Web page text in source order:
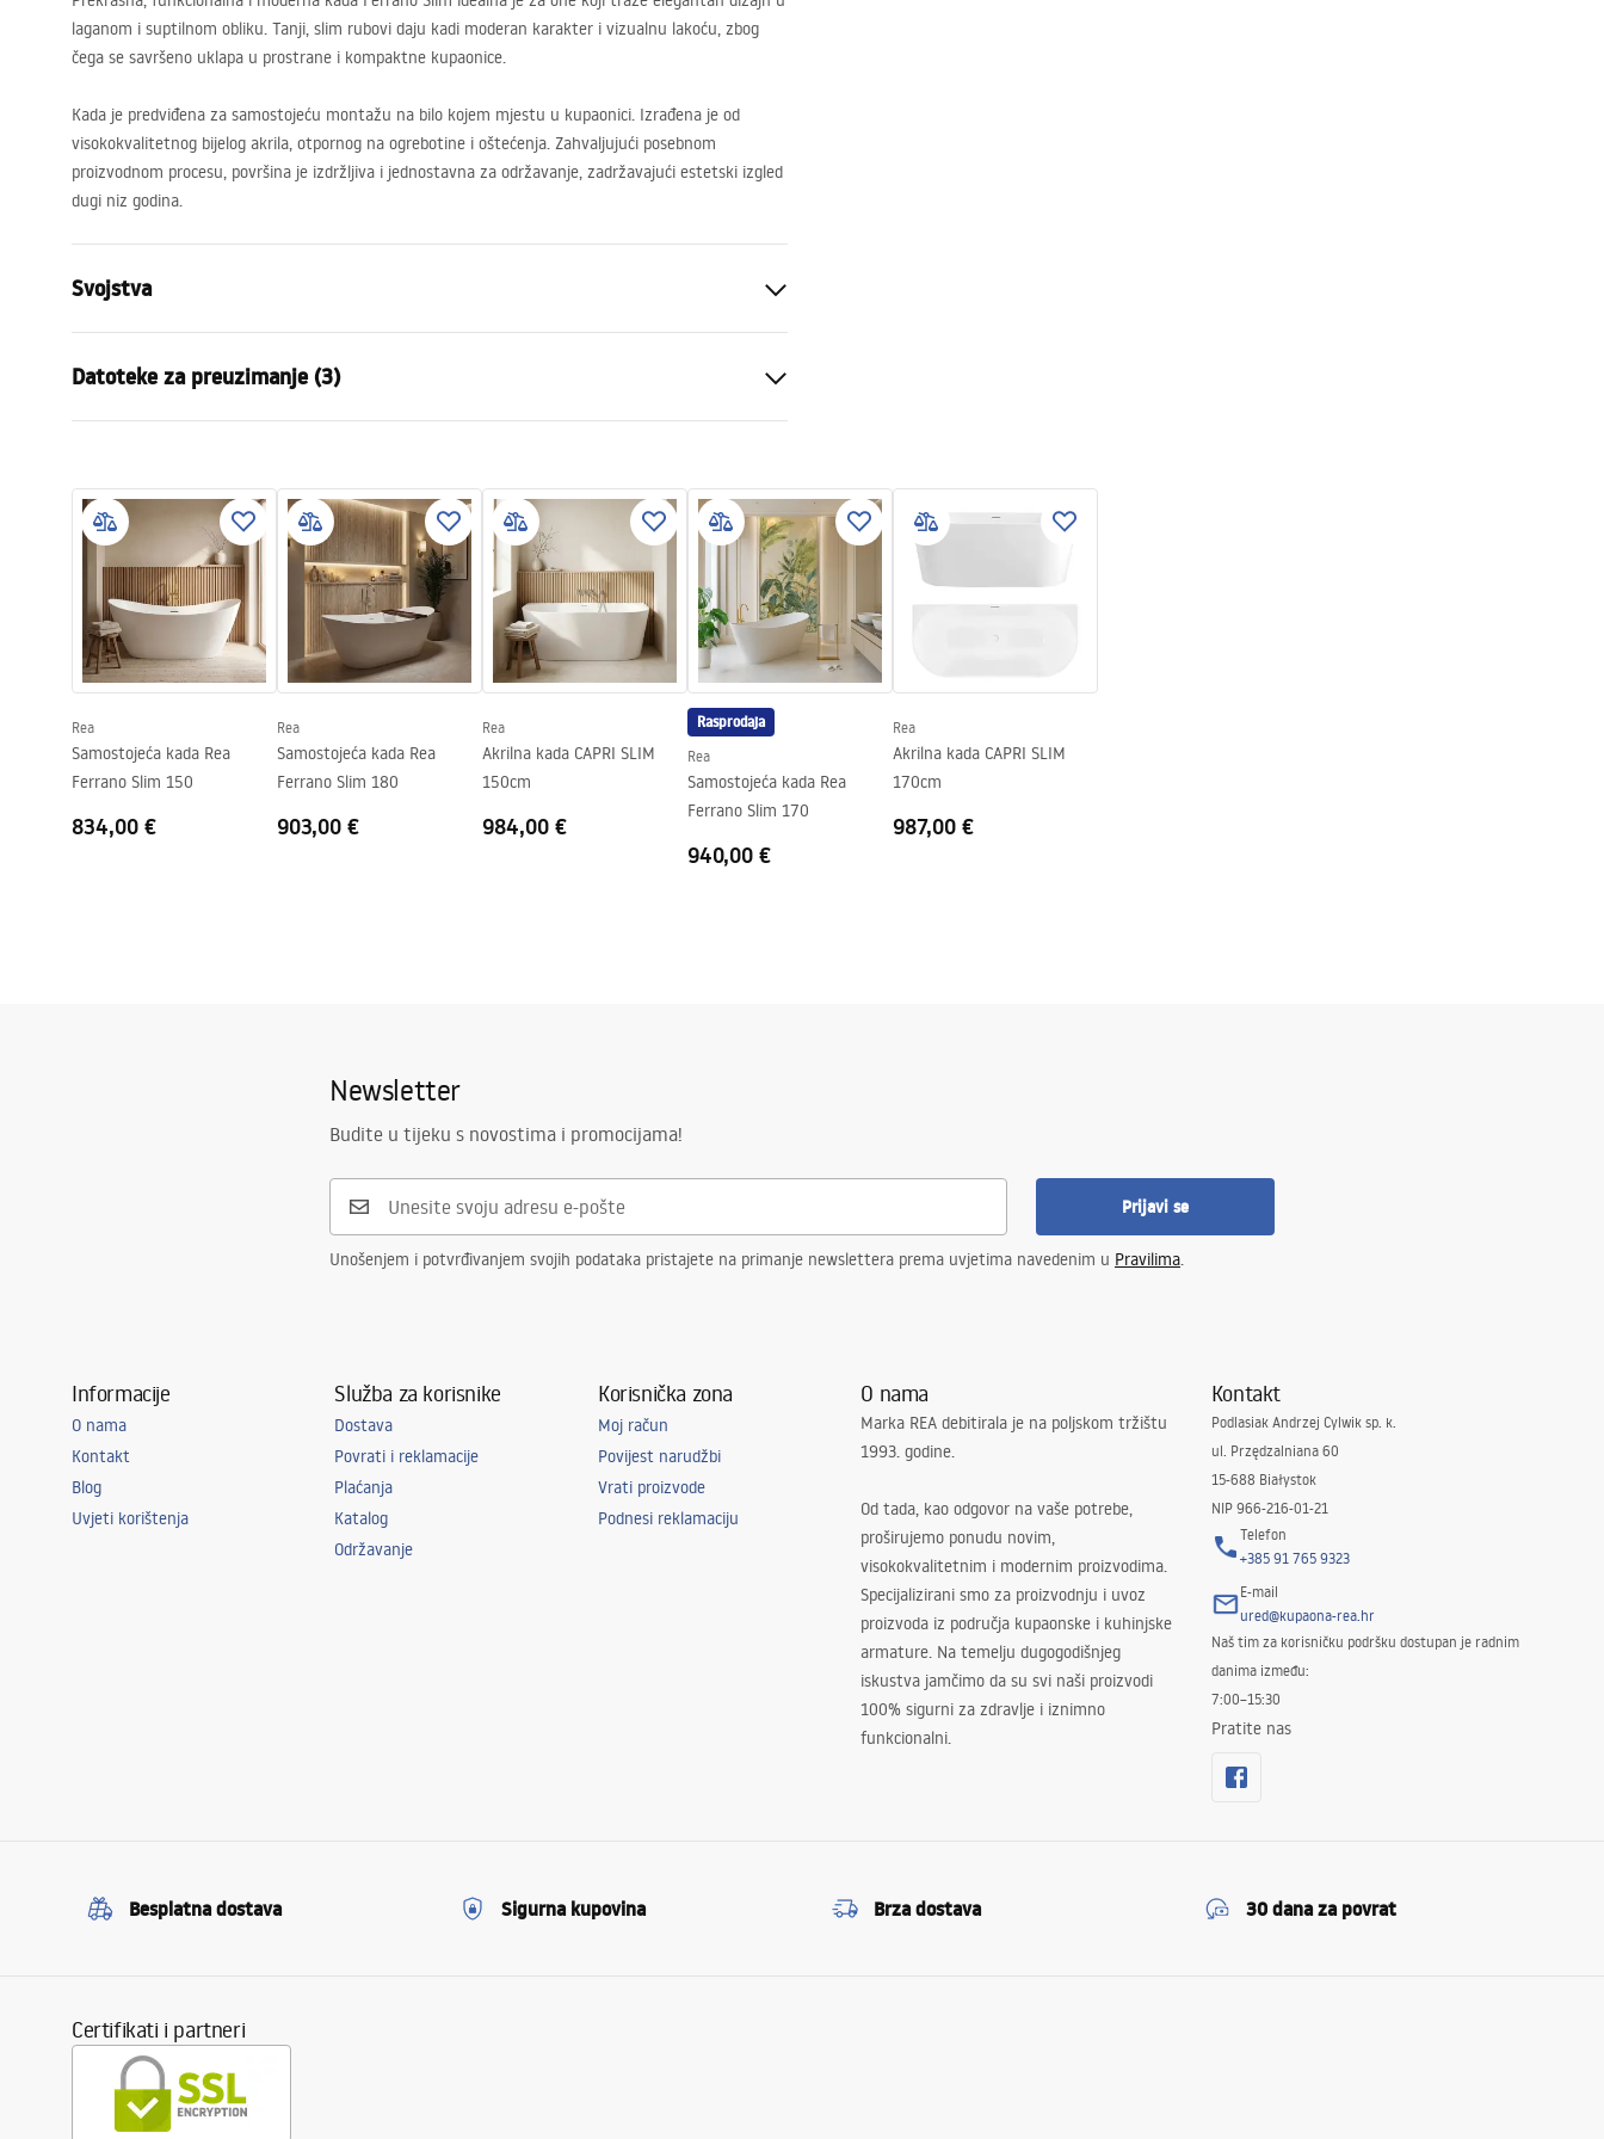
laganom i suptilnom obliku. Tanji, slim rubovi daju kadi moderan karakter i vizualnu lakoću, zbog
čega se savršeno uklapa u prostrane i kompaktne kupaonice.
Kada je predviđena za samostojeću montažu na bilo kojem mjestu u kupaonici. Izrađena je od
visokokvalitetnog bijelog akrila, otpornog na ogrebotine i oštećenja. Zahvaljujući posebnom
proizvodnom procesu, površina je izdržljiva i jednostavna za održavanje, zadržavajući estetski izgled
dugi niz godina.
Svojstva
Boja
Materijal
Akril
Širina
760
mm
Visina
760
mm
Strana ugradnje
Univerzalna
Čep i sifon uključeni
Jamstvo
24 mjeseca
Datoteke za preuzimanje (3)
Instrukcja_wanien_wolnostoj__cyc
WARUNKI_BEZPIECZENSTWA_WAN
NY.pdf
Jamstveni uvjeti
Warranty_Terms_and_Conditions_
Bathtubs.pdf
Rea
Samostojeća kada Rea
Ferrano Slim 150
834,00 €
Rea
Samostojeća kada Rea
Ferrano Slim 180
903,00 €
Rea
Akrilna kada CAPRI SLIM
150cm
984,00 €
Rasprodaja
Rea
Samostojeća kada Rea
Ferrano Slim 170
940,00 €
Rea
Akrilna kada CAPRI SLIM
170cm
987,00 €
Newsletter
Budite u tijeku s novostima i promocijama!
Prijavi se
Unošenjem i potvrđivanjem svojih podataka pristajete na primanje newslettera prema uvjetima navedenim u Pravilima.
Informacije
O nama
Kontakt
Blog
Uvjeti korištenja
Služba za korisnike
Dostava
Povrati i reklamacije
Plaćanja
Katalog
Održavanje
Korisnička zona
Moj račun
Povijest narudžbi
Vrati proizvode
Podnesi reklamaciju
O nama
Marka REA debitirala je na poljskom tržištu
1993. godine.
Od tada, kao odgovor na vaše potrebe,
proširujemo ponudu novim,
visokokvalitetnim i modernim proizvodima.
Specijalizirani smo za proizvodnju i uvoz
proizvoda iz područja kupaonske i kuhinjske
armature. Na temelju dugogodišnjeg
iskustva jamčimo da su svi naši proizvodi
100% sigurni za zdravlje i iznimno
funkcionalni.
Kontakt
Podlasiak Andrzej Cylwik sp. k.
ul. Przędzalniana 60
15-688 Białystok
NIP 966-216-01-21
Telefon
+385 91 765 9323
E-mail
ured@kupaona-rea.hr
Naš tim za korisničku podršku dostupan je radnim
danima između:
7:00–15:30
Pratite nas
Besplatna dostava Sigurna kupovina Brza dostava 30 dana za povrat
Certifikati i partneri